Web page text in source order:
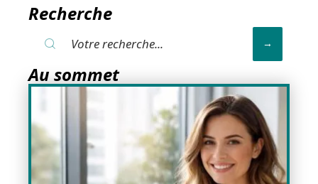
Recherche
Au sommet